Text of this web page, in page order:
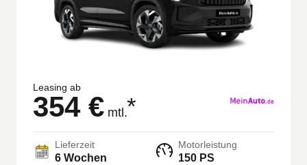
Leasing ab
354 € mtl.*
Lieferzeit
6 Wochen
Motorleistung
150 PS